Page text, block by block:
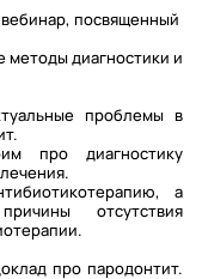
посвященный
методы диагностики и
проблемы в
про диагностику
а
отсутствия
про пародонтит.